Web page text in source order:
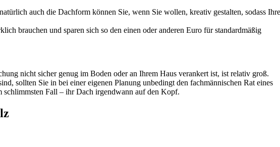
auch die Dachform können Sie, wenn Sie wollen, kreativ gestalten, sodass Ihre
brauchen und sparen sich so den einen oder anderen Euro für standardmäßig
nicht sicher genug im Boden oder an Ihrem Haus verankert ist, ist relativ groß.
sollten Sie in bei einer eigenen Planung unbedingt den fachmännischen Rat eines
Fall – ihr Dach irgendwann auf den Kopf.